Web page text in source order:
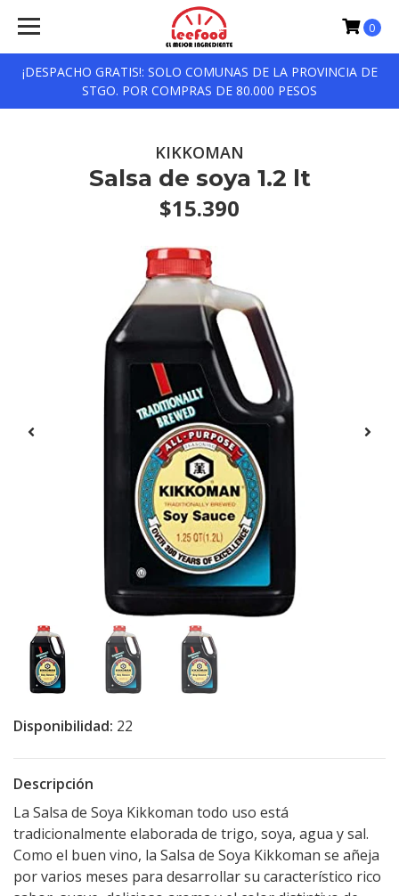
¡DESPACHO GRATIS!: SOLO COMUNAS DE LA PROVINCIA DE
STGO. POR COMPRAS DE 80.000 PESOS
0
KIKKOMAN
Salsa de soya 1.2 lt
$15.390
Disponibilidad: 22
Descripción
La Salsa de Soya Kikkoman todo uso está
tradicionalmente elaborada de trigo, soya, agua y sal.
Como el buen vino, la Salsa de Soya Kikkoman se añeja
por varios meses para desarrollar su característico rico